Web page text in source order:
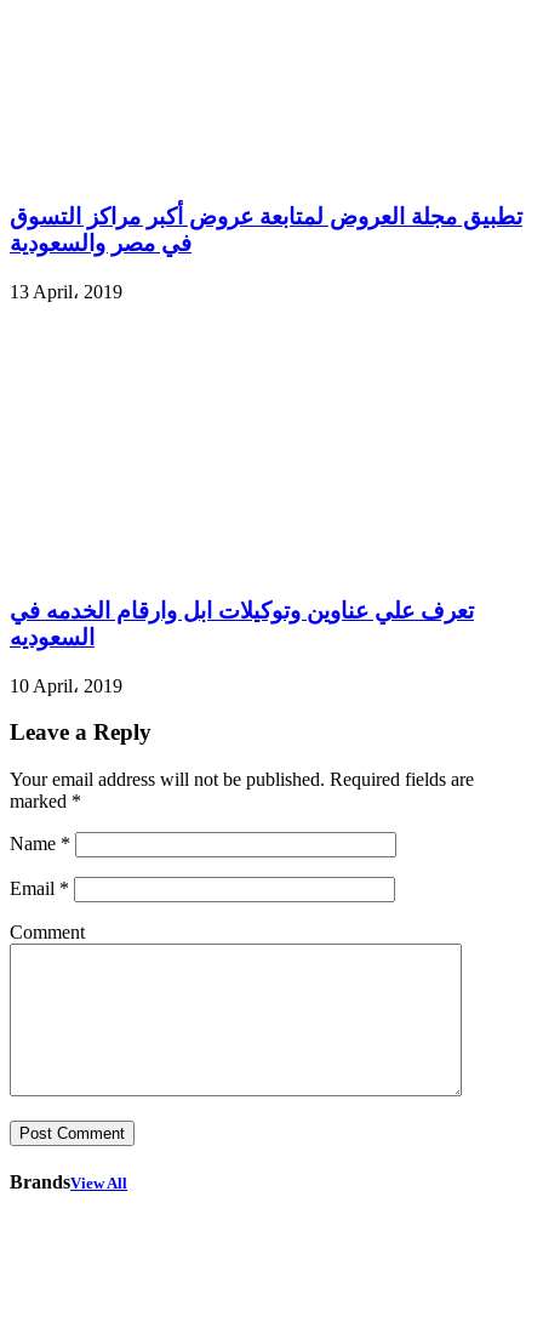
تطبيق مجلة العروض لمتابعة عروض أكبر مراكز التسوق
في مصر والسعودية
13 April، 2019
تعرف علي عناوين وتوكيلات ابل وارقام الخدمه في
السعوديه
10 April، 2019
Leave a Reply
Your email address will not be published. Required fields are
marked *
Name *
Email *
Comment
BrandsView All